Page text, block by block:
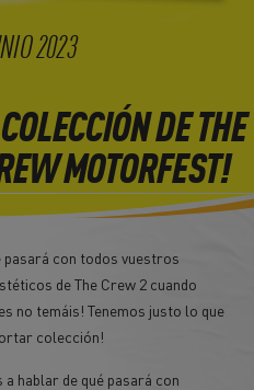
2023
DE THE
MOTORFEST!
pasará con todos vuestros
de The Crew 2 cuando
no temáis! Tenemos justo lo que
colección!
hablar de qué pasará con